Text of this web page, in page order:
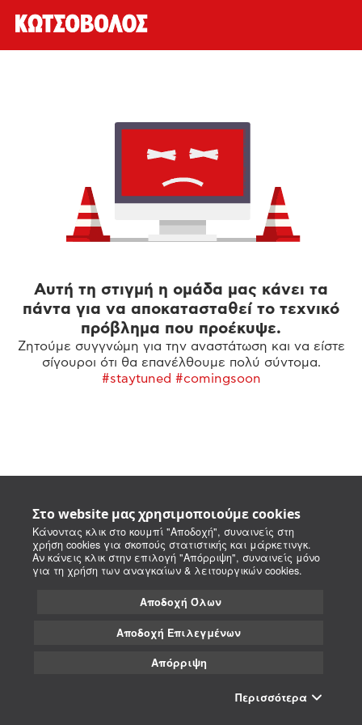
Στο website μας χρησιμοποιούμε cookies
Κάνοντας κλικ στο κουμπί "Αποδοχή", συναινείς στη
χρήση cookies για σκοπούς στατιστικής και μάρκετινγκ.
Αν κάνεις κλικ στην επιλογή "Απόρριψη", συναινείς μόνο
για τη χρήση των αναγκαίων & λειτουργικών cookies.
Αποδοχή Όλων
Αποδοχή Επιλεγμένων
Απόρριψη
Περισσότερα
Αυτή τη στιγμή η ομάδα μας κάνει τα
πάντα για να αποκατασταθεί το τεχνικό
πρόβλημα που προέκυψε.
Ζητούμε συγγνώμη για την αναστάτωση και να είστε
σίγουροι ότι θα επανέλθουμε πολύ σύντομα.
#staytuned #comingsoon